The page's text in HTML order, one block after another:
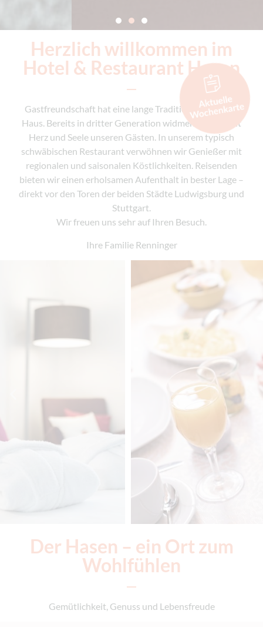
Herzlich willkommen im
Hotel & Restaurant Hasen
Gastfreundschaft hat eine lange Tradition in unserem
Haus. Bereits in dritter Generation widmen wir uns mit
Herz und Seele unseren Gästen. In unserem typisch
schwäbischen Restaurant verwöhnen wir Genießer mit
regionalen und saisonalen Köstlichkeiten. Reisenden
bieten wir einen erholsamen Aufenthalt in bester Lage –
direkt vor den Toren der beiden Städte Ludwigsburg und
Stuttgart.
Wir freuen uns sehr auf Ihren Besuch.
Ihre Familie Renninger
Der Hasen – ein Ort zum
Wohlfühlen
Gemütlichkeit, Genuss und Lebensfreude